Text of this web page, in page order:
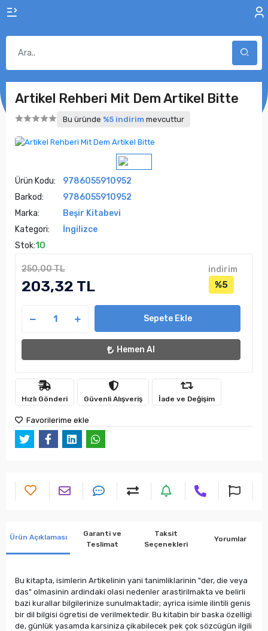
Artikel Rehberi Mit Dem Artikel Bitte
Bu üründe %5 indirim mevcuttur
Ürün Kodu:
9786055910952
Barkod:
9786055910952
Marka:
Beşir Kitabevi
Kategori:
İngilizce
Stok:10
250,00 TL
203,32 TL
indirim
%5
Sepete Ekle
Hemen Al
Hızlı Gönderi Güvenli Alışveriş İade ve Değişim
Favorilerime ekle
Ürün Açıklaması
Garanti ve
Teslimat
Taksit
Seçenekleri
Yorumlar
Bu kitapta, isimlerin Artikelinin yani tanimliklarinin "der, die veya
das" olmasinin ardindaki olasi nedenler arastirilmakta ve belirli
bazi kurallar bilgilerinize sunulmaktadir; ayrica isimle ilintili genis
bir dil bilgisi ögretisi de verilmektedir. Bu kitabin bir baska özelligi
de, günlük yasamda karsiniza çikabilecek pek çok sözcügün ilgili